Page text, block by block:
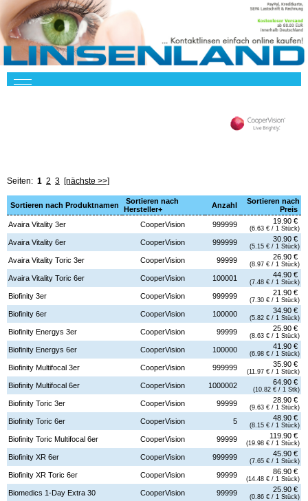
Seiten: 1 2 3 [nächste >>]
Sortieren nach Produktnamen
Sortieren nach
Hersteller+
Anzahl
Sortieren nach
Preis
Avaira Vitality 3er
CooperVision 999999 19.90 €
(6.63 € / 1 Stück)
Avaira Vitality 6er CooperVision 999999 30.90 €
(5.15 € / 1 Stück)
Avaira Vitality Toric 3er CooperVision 99999 26.90 €
(8.97 € / 1 Stück)
Avaira Vitality Toric 6er CooperVision 100001 44.90 €
(7.48 € / 1 Stück)
Biofinity 3er CooperVision 999999 21.90 €
(7.30 € / 1 Stück)
Biofinity 6er CooperVision 100000 34.90 €
(5.82 € / 1 Stück)
Biofinity Energys 3er CooperVision 99999 25.90 €
(8.63 € / 1 Stück)
Biofinity Energys 6er CooperVision 100000 41.90 €
(6.98 € / 1 Stück)
Biofinity Multifocal 3er CooperVision 999999 35.90 €
(11.97 € / 1 Stück)
Biofinity Multifocal 6er CooperVision 1000002 64.90 €
(10.82 € / 1 Stk)
Biofinity Toric 3er CooperVision 99999 28.90 €
(9.63 € / 1 Stück)
Biofinity Toric 6er CooperVision 5 48.90 €
(8.15 € / 1 Stück)
Biofinity Toric Multifocal 6er CooperVision 99999 119.90 €
(19.98 € / 1 Stück)
Biofinity XR 6er CooperVision 999999 45.90 €
(7.65 € / 1 Stück)
Biofinity XR Toric 6er CooperVision 99999 86.90 €
(14.48 € / 1 Stück)
Biomedics 1-Day Extra 30 CooperVision 99999 25.90 €
(0.86 € / 1 Stück)